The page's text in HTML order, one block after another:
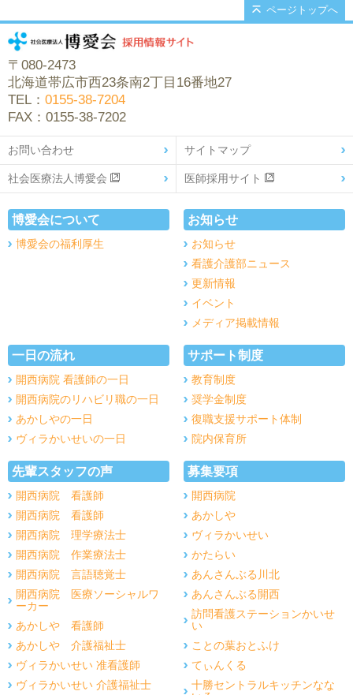
ページトップへ
〒080-2473
北海道帯広市西23条南2丁目16番地27
TEL： 0155-38-7204
FAX：0155-38-7202
お問い合わせ サイトマップ
社会医療法人博愛会 医師採用サイト
博愛会について
博愛会の福利厚生
お知らせ
お知らせ
看護介護部ニュース
更新情報
イベント
メディア掲載情報
一日の流れ
開西病院 看護師の一日
開西病院のリハビリ職の一日
あかしやの一日
ヴィラかいせいの一日
サポート制度
教育制度
奨学金制度
復職支援サポート体制
院内保育所
先輩スタッフの声
開西病院 看護師
開西病院 看護師
開西病院 理学療法士
開西病院 作業療法士
開西病院 言語聴覚士
開西病院 医療ソーシャルワ
ーカー
あかしや 看護師
あかしや 介護福祉士
ヴィラかいせい 准看護師
ヴィラかいせい 介護福祉士
募集要項
開西病院
あかしや
ヴィラかいせい
かたらい
あんさんぶる川北
あんさんぶる開西
訪問看護ステーションかいせ
い
ことの葉おとふけ
てぃんくる
十勝セントラルキッチンなな